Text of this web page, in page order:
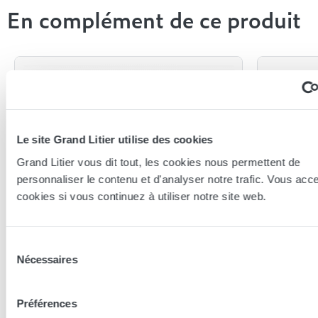
Le site Grand Litier utilise des cookies
Grand Litier vous dit tout, les cookies nous permettent de
personnaliser le contenu et d'analyser notre trafic. Vous
cookies si vous continuez à utiliser notre site web.
Nécessaires
Préférences
En complément de ce produit
Pack André Renault Plume -
140x190 (2 personnes)